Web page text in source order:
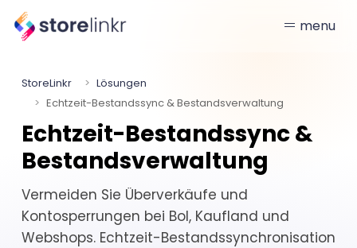
menu
StoreLinkr
Lösungen
Echtzeit-Bestandssync & Bestandsverwaltung
Echtzeit-Bestandssync &
Bestandsverwaltung
Vermeiden Sie Überverkäufe und
Kontosperrungen bei Bol, Kaufland und
Webshops. Echtzeit-Bestandssynchronisation